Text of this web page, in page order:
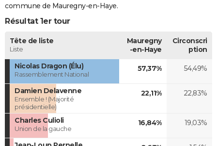
commune de Mauregny-en-Haye.
Résultat 1er tour
Tête de liste
Liste
Mauregny
-en-Haye
Circonscri
ption
Nicolas Dragon (Élu)
Rassemblement National
57,37% 54,49%
Damien Delavenne
Ensemble ! (Majorité
présidentielle)
22,11% 22,83%
Charles Culioli
Union de la gauche
16,84% 19,03%